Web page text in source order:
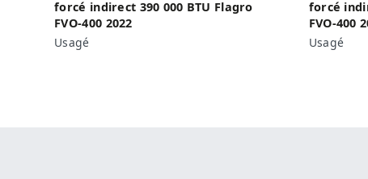
forcé indirect 390 000 BTU Flagro
FVO-400 2022
Usagé
forcé
FVO-400
Usagé